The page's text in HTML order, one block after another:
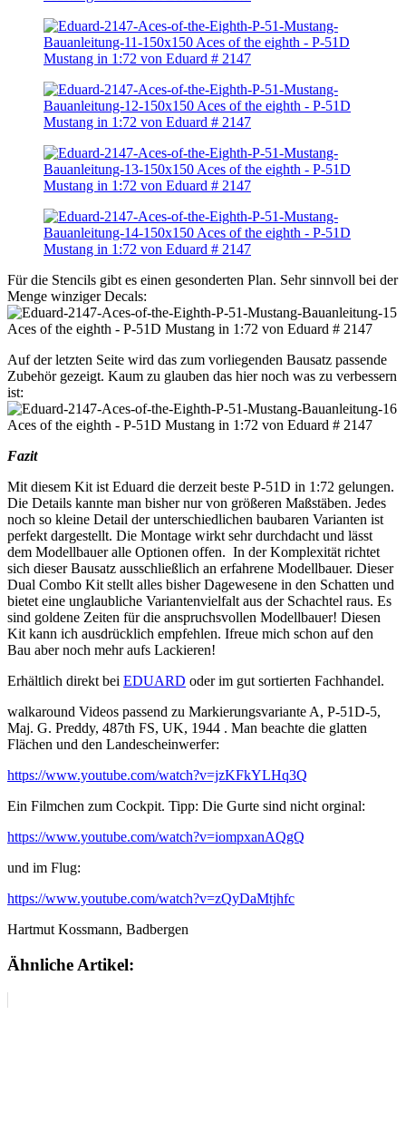
Für die Stencils gibt es einen gesonderten Plan. Sehr sinnvoll bei der
Menge winziger Decals:
Auf der letzten Seite wird das zum vorliegenden Bausatz passende
Zubehör gezeigt. Kaum zu glauben das hier noch was zu verbessern
ist:
Fazit
Mit diesem Kit ist Eduard die derzeit beste P-51D in 1:72 gelungen.
Die Details kannte man bisher nur von größeren Maßstäben. Jedes
noch so kleine Detail der unterschiedlichen baubaren Varianten ist
perfekt dargestellt. Die Montage wirkt sehr durchdacht und lässt
dem Modellbauer alle Optionen offen. In der Komplexität richtet
sich dieser Bausatz ausschließlich an erfahrene Modellbauer. Dieser
Dual Combo Kit stellt alles bisher Dagewesene in den Schatten und
bietet eine unglaubliche Variantenvielfalt aus der Schachtel raus. Es
sind goldene Zeiten für die anspruchsvollen Modellbauer! Diesen
Kit kann ich ausdrücklich empfehlen. Ifreue mich schon auf den
Bau aber noch mehr aufs Lackieren!
Erhältlich direkt bei EDUARD oder im gut sortierten Fachhandel.
walkaround Videos passend zu Markierungsvariante A, P-51D-5,
Maj. G. Preddy, 487th FS, UK, 1944 . Man beachte die glatten
Flächen und den Landescheinwerfer:
https://www.youtube.com/watch?v=jzKFkYLHq3Q
Ein Filmchen zum Cockpit. Tipp: Die Gurte sind nicht orginal:
https://www.youtube.com/watch?v=iompxanAQgQ
und im Flug:
https://www.youtube.com/watch?v=zQyDaMtjhfc
Hartmut Kossmann, Badbergen
Ähnliche Artikel: